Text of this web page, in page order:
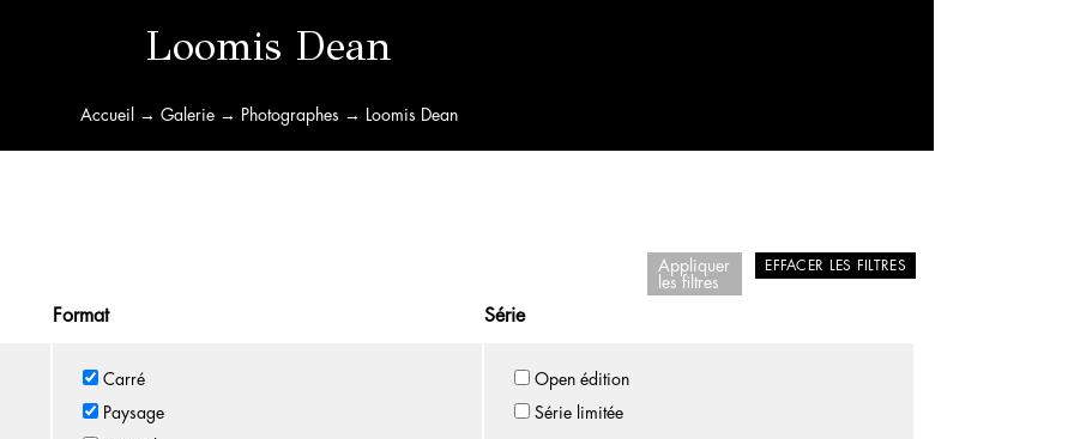
Loomis Dean
Accueil → Galerie→ Photographes → Loomis Dean
EFFACER LES FILTRES
Format
Carré
Paysage
Série
Open édition
Série limitée
Appliquer
les filtres